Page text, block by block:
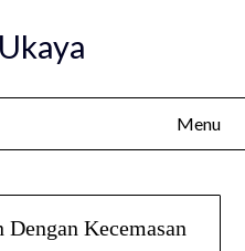
Menu
Kecemasan